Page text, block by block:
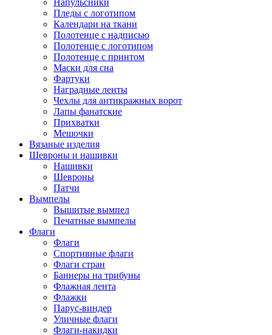
Пледы с логотипом
Календари на ткани
Полотенце с надписью
Полотенце с логотипом
Полотенце с принтом
Маски для сна
Фартуки
Наградные ленты
Чехлы для антикражных ворот
Лапы фанатские
Прихватки
Мешочки
Вязаные изделия
Шевроны и нашивки
Нашивки
Шевроны
Патчи
Вымпелы
Вышитые вымпел
Печатные вымпелы
Флаги
Флаги
Спортивные флаги
Флаги стран
Баннеры на трибуны
Флажная лента
Флажки
Парус-виндер
Уличные флаги
Флаги-накидки